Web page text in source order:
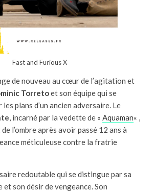
Fast and Furious X
de nouveau au cœur de l’agitation et
Torretoet son équipe qui se
plans d’un ancien adversaire. Le
, incarné par la vedette de « Aquaman« ,
l’ombre après avoir passé 12 ans à
méticuleuse contre la fratrie
redoutable qui se distingue par sa
son désir de vengeance. Son